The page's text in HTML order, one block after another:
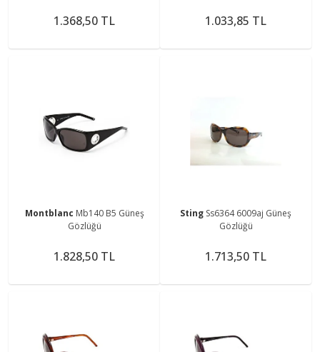
1.368,50 TL 1.033,85 TL
Montblanc Mb140 B5 Güneş
Gözlüğü
1.828,50 TL
Sting Ss6364 6009aj Güneş
Gözlüğü
1.713,50 TL